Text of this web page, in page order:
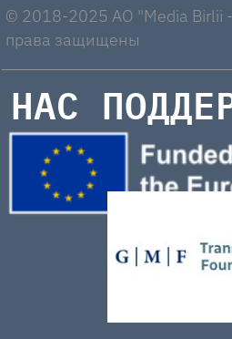
© 2018-2025 AO "Media Birlii
права защищены
НАС